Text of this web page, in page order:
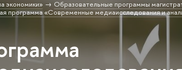
экономики»
Образовательные программы
программа «Современные медиаисследования и